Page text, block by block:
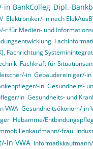
in BankColleg Dipl.-
Elektroniker/-in nach
r für Medien- und
Fachrichtung
Fachkraft für
in Gebäudereiniger/-in
in Gesundheits-
in Gesundheits- und
VWA Gesundheitsökonom/-in
Hebamme/
frau
in VWA